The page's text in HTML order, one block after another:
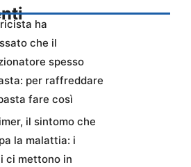
ha
che il
spesso
per raffreddare
fare così
il sintomo che
la malattia: i
ci mettono in